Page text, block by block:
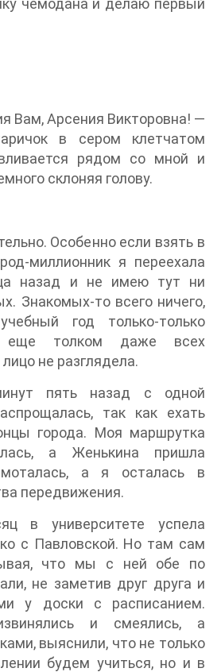
Вам, Арсения Викторовна! —
в сером клетчатом
рядом со мной и
склоняя голову.
Особенно если взять в
миллионник я переехала
назад и не имею тут ни
Знакомых-то всего ничего,
год только-только
толком даже всех
не разглядела.
пять назад с одной
так как ехать
города. Моя маршрутка
а Женькина пришла
а я осталась в
передвижения.
в университете успела
с Павловской. Но там сам
что мы с ней обе по
не заметив друг друга и
у доски с расписанием.
и смеялись, а
выяснили, что не только
будем учиться, но и в